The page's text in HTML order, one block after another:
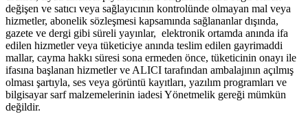
değişen ve satıcı veya sağlayıcının kontrolünde olmayan mal veya
hizmetler, abonelik sözleşmesi kapsamında sağlananlar dışında,
gazete ve dergi gibi süreli yayınlar, elektronik ortamda anında ifa
edilen hizmetler veya tüketiciye anında teslim edilen gayrimaddi
mallar, cayma hakkı süresi sona ermeden önce, tüketicinin onayı ile
ifasına başlanan hizmetler ve ALICI tarafından ambalajının açılmış
olması şartıyla, ses veya görüntü kayıtları, yazılım programları ve
bilgisayar sarf malzemelerinin iadesi Yönetmelik gereği mümkün
değildir.